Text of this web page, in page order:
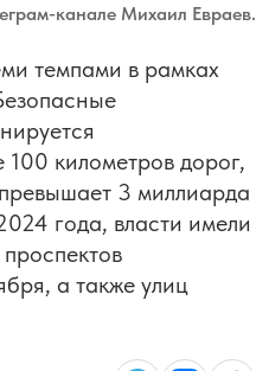
канале Михаил Евраев.
темпами в рамках
километров дорог,
3 миллиарда
года, власти имели
а также улиц